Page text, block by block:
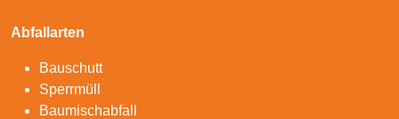
Abfallarten
Bauschutt
Sperrmüll
Baumischabfall